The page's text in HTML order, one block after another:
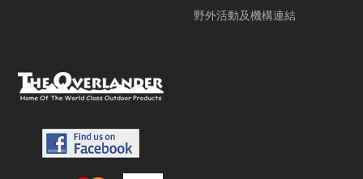
野外活動及機構連結